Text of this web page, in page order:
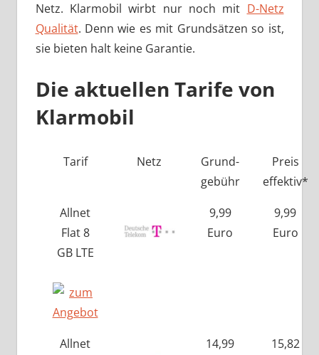
Netz. Klarmobil wirbt nur noch mit D-Netz
Qualität. Denn wie es mit Grundsätzen so ist,
sie bieten halt keine Garantie.
Die aktuellen Tarife von
Klarmobil
Tarif Netz
Grund-
gebühr
Preis
effektiv*
Allnet
Flat 8
GB LTE
9,99
Euro
9,99
Euro
Allnet
14,99
15,82